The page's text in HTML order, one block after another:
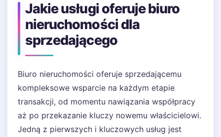
Jakie usługi oferuje biuro
nieruchomości dla
sprzedającego
Biuro nieruchomości oferuje sprzedającemu
kompleksowe wsparcie na każdym etapie
transakcji, od momentu nawiązania współpracy
aż po przekazanie kluczy nowemu właścicielowi.
Jedną z pierwszych i kluczowych usług jest